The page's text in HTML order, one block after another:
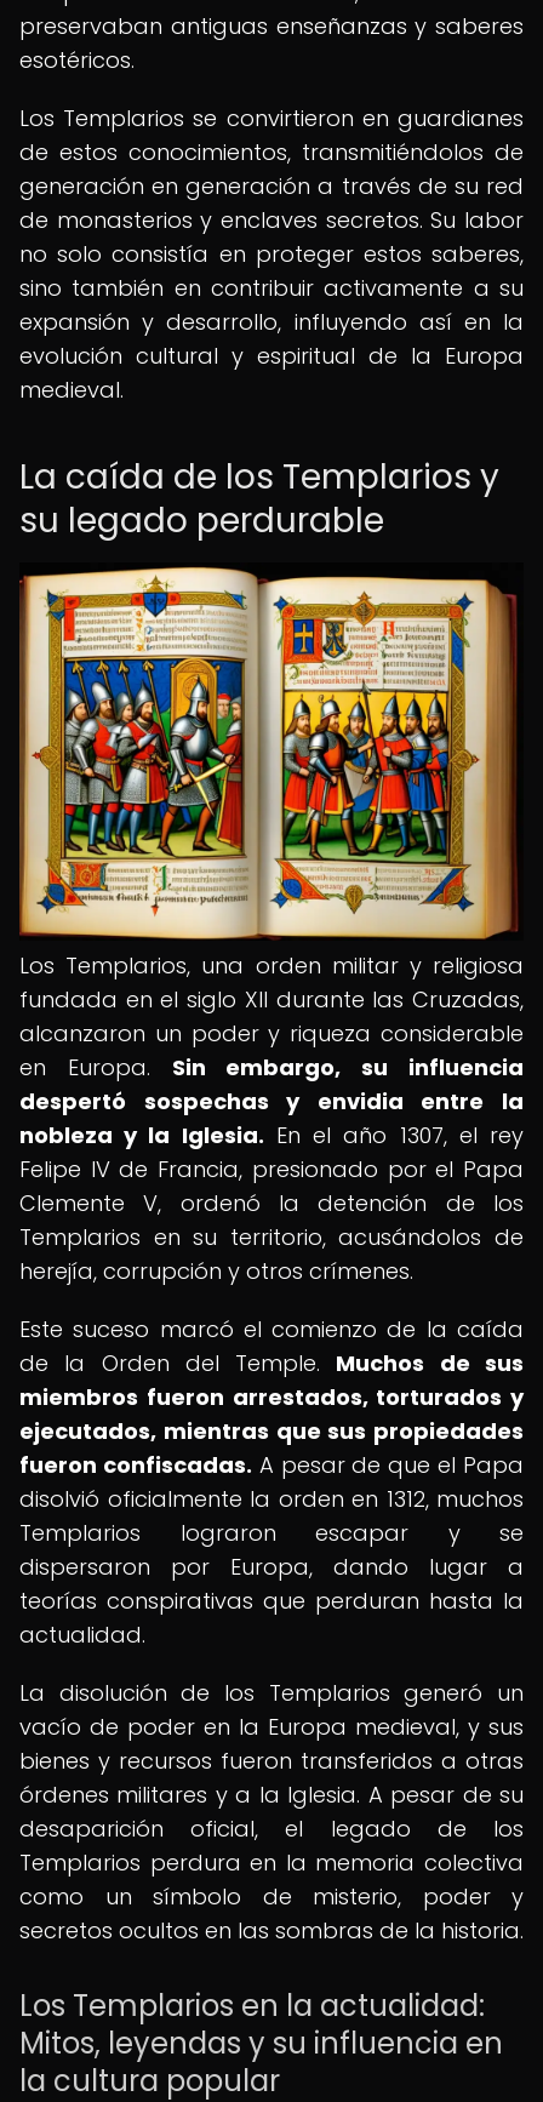
preservaban antiguas enseñanzas y saberes
esotéricos.
Los Templarios se convirtieron en guardianes
de estos conocimientos, transmitiéndolos de
generación en generación a través de su red
de monasterios y enclaves secretos. Su labor
no solo consistía en proteger estos saberes,
sino también en contribuir activamente a su
expansión y desarrollo, influyendo así en la
evolución cultural y espiritual de la Europa
medieval.
La caída de los Templarios y
su legado perdurable
Los Templarios, una orden militar y religiosa
fundada en el siglo XII durante las Cruzadas,
alcanzaron un poder y riqueza considerable
en Europa. Sin embargo, su influencia
despertó sospechas y envidia entre la
nobleza y la Iglesia. En el año 1307, el rey
Felipe IV de Francia, presionado por el Papa
Clemente V, ordenó la detención de los
Templarios en su territorio, acusándolos de
herejía, corrupción y otros crímenes.
Este suceso marcó el comienzo de la caída
de la Orden del Temple. Muchos de sus
miembros fueron arrestados, torturados y
ejecutados, mientras que sus propiedades
fueron confiscadas. A pesar de que el Papa
disolvió oficialmente la orden en 1312, muchos
Templarios lograron escapar y se
dispersaron por Europa, dando lugar a
teorías conspirativas que perduran hasta la
actualidad.
La disolución de los Templarios generó un
vacío de poder en la Europa medieval, y sus
bienes y recursos fueron transferidos a otras
órdenes militares y a la Iglesia. A pesar de su
desaparición oficial, el legado de los
Templarios perdura en la memoria colectiva
como un símbolo de misterio, poder y
secretos ocultos en las sombras de la historia.
Los Templarios en la actualidad:
Mitos, leyendas y su influencia en
la cultura popular